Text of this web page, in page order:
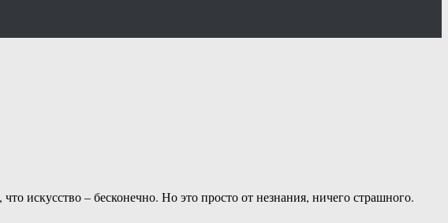
искусство – бесконечно. Но это просто от незнания, ничего страшного.